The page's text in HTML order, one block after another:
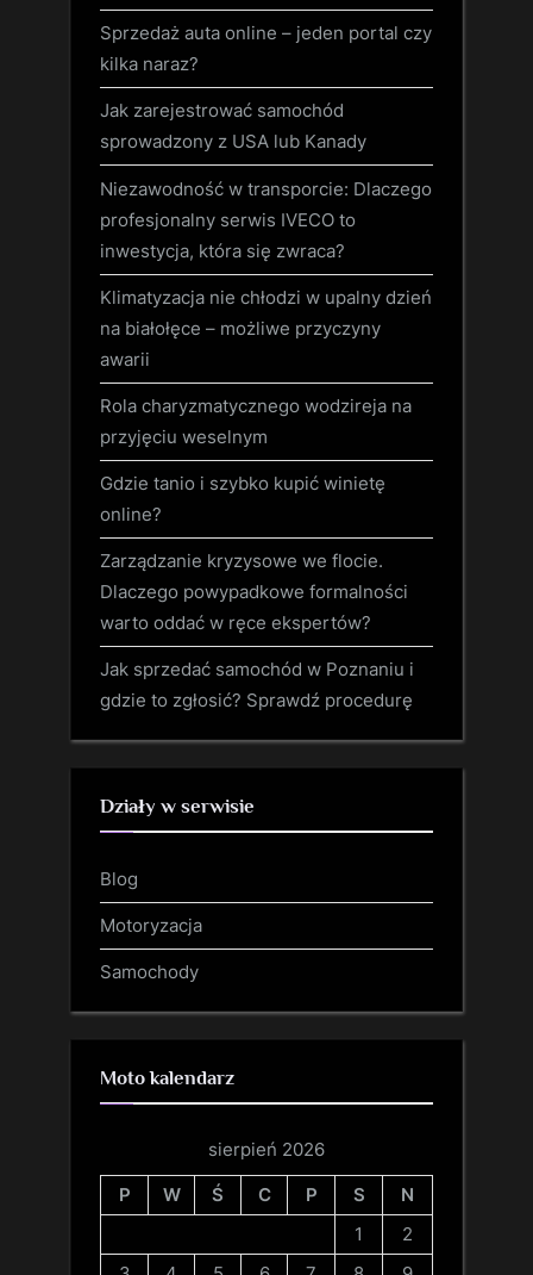
Sprzedaż auta online – jeden portal czy
kilka naraz?
Jak zarejestrować samochód
sprowadzony z USA lub Kanady
Niezawodność w transporcie: Dlaczego
profesjonalny serwis IVECO to
inwestycja, która się zwraca?
Klimatyzacja nie chłodzi w upalny dzień
na białołęce – możliwe przyczyny
awarii
Rola charyzmatycznego wodzireja na
przyjęciu weselnym
Gdzie tanio i szybko kupić winietę
online?
Zarządzanie kryzysowe we flocie.
Dlaczego powypadkowe formalności
warto oddać w ręce ekspertów?
Jak sprzedać samochód w Poznaniu i
gdzie to zgłosić? Sprawdź procedurę
Działy w serwisie
Blog
Motoryzacja
Samochody
Moto kalendarz
sierpień 2026
P
W Ś C P S
N
1
2